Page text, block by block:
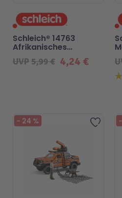
4,24 €
UVP5,99 €
Schleich® 14763
Afrikanisches
Elefantenbaby
Zur
- 24 % -